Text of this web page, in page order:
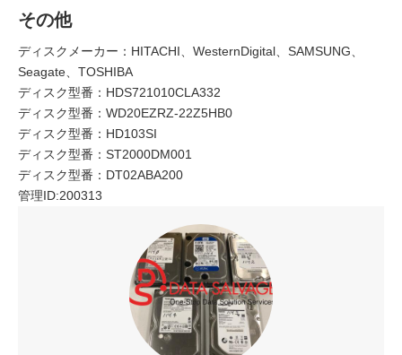
その他
ディスクメーカー：HITACHI、WesternDigital、SAMSUNG、
Seagate、TOSHIBA
ディスク型番：HDS721010CLA332
ディスク型番：WD20EZRZ-22Z5HB0
ディスク型番：HD103SI
ディスク型番：ST2000DM001
ディスク型番：DT02ABA200
管理ID:200313